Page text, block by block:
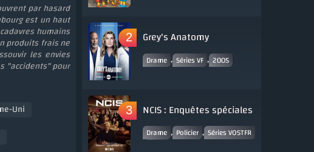
par hasard
est un haut
humains
produits frais ne
les envies
"accidents" pour
Uni
Grey's Anatomy
Drame , Séries VF , 2005
NCIS : Enquêtes spéciales
Drame , Policier , Séries VOSTFR